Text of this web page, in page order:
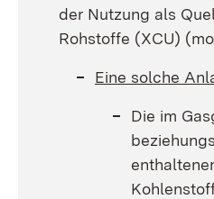
der Nutzung als
Rohstoffe (XCU)
Eine solche
Die im